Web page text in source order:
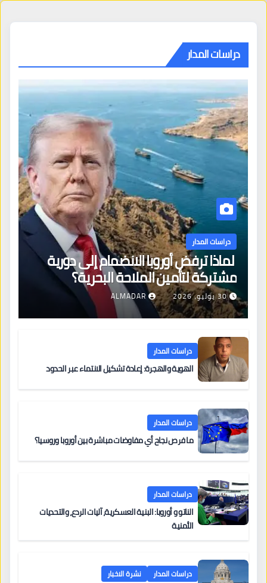
دراسات المدار
دراسات المدار
لماذا ترفض أوروبا الانضمام إلى دورية
مشتركة لتأمين الملاحة البحرية؟
30 يوليو، 2026 ALMADAR
دراسات المدار
الهوية والهجرة: إعادة تشكيل الانتماء عبر الحدود
دراسات المدار
ما فرص نجاح أي مفاوضات مباشرة بين أوروبا وروسيا؟
دراسات المدار
الناتو و أوروبا: البنية العسكرية، آليات الردع، والتحديات
الأمنية
دراسات المدار نشرة الاخبار